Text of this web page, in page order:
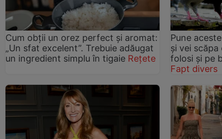
Cum obții un orez perfect și aromat:
„Un sfat excelent”. Trebuie adăugat
un ingredient simplu în tigaie Rețete
Pune
și vei
folosi și pe
Fapt divers